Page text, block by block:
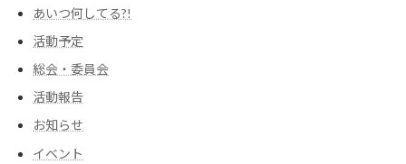
あいつ何してる?!
活動予定
総会・委員会
活動報告
お知らせ
イベント